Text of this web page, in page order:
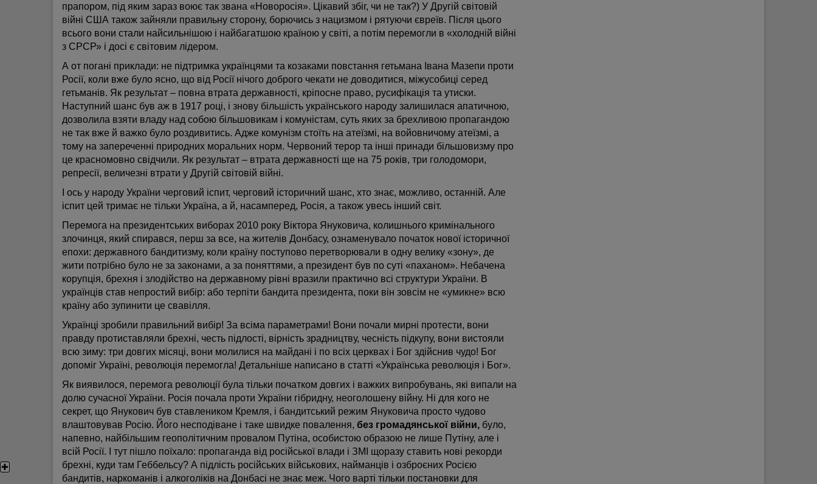
прапором, під яким зараз воює так звана «Новоросія». Цікавий збіг, чи не так?) У Другій світовій
війні США також зайняли правильну сторону, борючись з нацизмом і рятуючи євреїв. Після цього
всього вони стали найсильнішою і найбагатшою країною у світі, а потім перемогли в «холодній війні
з СРСР» і досі є світовим лідером.
А от погані приклади: не підтримка українцями та козаками повстання гетьмана Івана Мазепи проти
Росії, коли вже було ясно, що від Росії нічого доброго чекати не доводитися, міжусобиці серед
гетьманів. Як результат – повна втрата державності, кріпосне право, русифікація та утиски.
Наступний шанс був аж в 1917 році, і знову більшість українського народу залишилася апатичною,
дозволила взяти владу над собою більшовикам і комуністам, суть яких за брехливою пропагандою
не так вже й важко було роздивитись. Адже комунізм стоїть на атеїзмі, на войовничому атеїзмі, а
тому на запереченні природних моральних норм. Червоний терор та інші принади більшовизму про
це красномовно свідчили. Як результат – втрата державності ще на 75 років, три голодомори,
репресії, величезні втрати у Другій світовій війні.
І ось у народу України черговий іспит, черговий історичний шанс, хто знає, можливо, останній. Але
іспит цей тримає не тільки Україна, а й, насамперед, Росія, а також увесь інший світ.
Перемога на президентських виборах 2010 року Віктора Януковича, колишнього кримінального
злочинця, який спирався, перш за все, на жителів Донбасу, ознаменувало початок нової історичної
епохи: державного бандитизму, коли країну поступово перетворювали в одну велику «зону», де
жити потрібно було не за законами, а за поняттями, а президент був по суті «паханом». Небачена
корупція, брехня і злодійство на державному рівні вразили практично всі структури України. В
українців став непростий вибір: або терпіти бандита президента, поки він зовсім не «умикне» всю
країну або зупинити це свавілля.
Українці зробили правильний вибір! За всіма параметрами! Вони почали мирні протести, вони
правду протиставляли брехні, честь підлості, вірність зрадництву, чесність підкупу, вони вистояли
всю зиму: три довгих місяці, вони молилися на майдані і по всіх церквах і Бог здійснив чудо! Бог
допоміг Україні, революція перемогла! Детальніше написано в статті «Українська революція і Бог».
Як виявилося, перемога революції була тільки початком довгих і важких випробувань, які випали на
долю сучасної України. Росія почала проти України гібридну, неоголошену війну. Ні для кого не
секрет, що Янукович був ставлеником Кремля, і бандитський режим Януковича просто чудово
влаштовував Росію. Його несподіване і таке швидке повалення, без громадянської війни, було,
напевно, найбільшим геополітичним провалом Путіна, особистою образою не лише Путіну, але і
всій Росії. І тут пішло поїхало: пропаганда від російської влади і ЗМІ щоразу ставить нові рекорди
брехні, куди там Геббельсу? А підлість російських військових, найманців і озброєних Росією
бандитів, наркоманів і алкоголіків на Донбасі не знає меж. Чого варті тільки постановки для
✚